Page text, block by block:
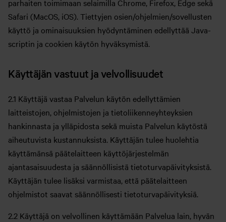
parhaiten toimimaan selaimilla Chrome, Firefox, Edge sekä
Safari (MacOS, iOS). Tiettyjen osien/ohjelmien/sovellusten
käyttö ja ominaisuuksien hyödyntäminen edellyttää Java-
scriptin ja cookien käytön hyväksymistä.
Käyttäjän vastuut ja velvollisuudet
2.1 Käyttäjä vastaa Palvelun käytön edellyttämien
laitteistojen, ohjelmistojen ja tietoliikenneyhteyksien
hankinnasta ja ylläpidosta sekä muista Palvelun käytöstä
aiheutuvista kustannuksista. Käyttäjän tulee huolehtia
käyttämänsä päätelaitteen käyttöjärjestelmän
ajantasaisuudesta ja säännöllisistä tietoturvapäivityksistä.
Käyttäjän tulee lisäksi varmistaa, että päätelaitteen
ohjelmistot saavat säännöllisesti tietoturvapäivityksiä.
2.2 Käyttäjä on velvollinen käyttämään Palvelua lain, hyvän